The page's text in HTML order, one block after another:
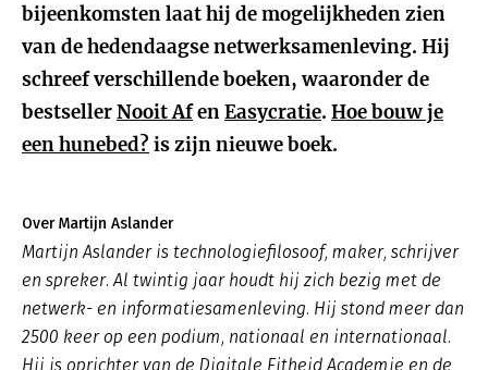
bijeenkomsten laat hij de mogelijkheden zien
van de hedendaagse netwerksamenleving. Hij
schreef verschillende boeken, waaronder de
bestsellerNooit AfenEasycratie. Hoe bouw je
een hunebed? is zijn nieuwe boek.
Over Martijn Aslander
Martijn Aslander is technologiefilosoof, maker, schrijver
en spreker. Al twintig jaar houdt hij zich bezig met de
netwerk- en informatiesamenleving. Hij stond meer dan
2500 keer op een podium, nationaal en internationaal.
Hij is oprichter van de Digitale Fitheid Academie en de